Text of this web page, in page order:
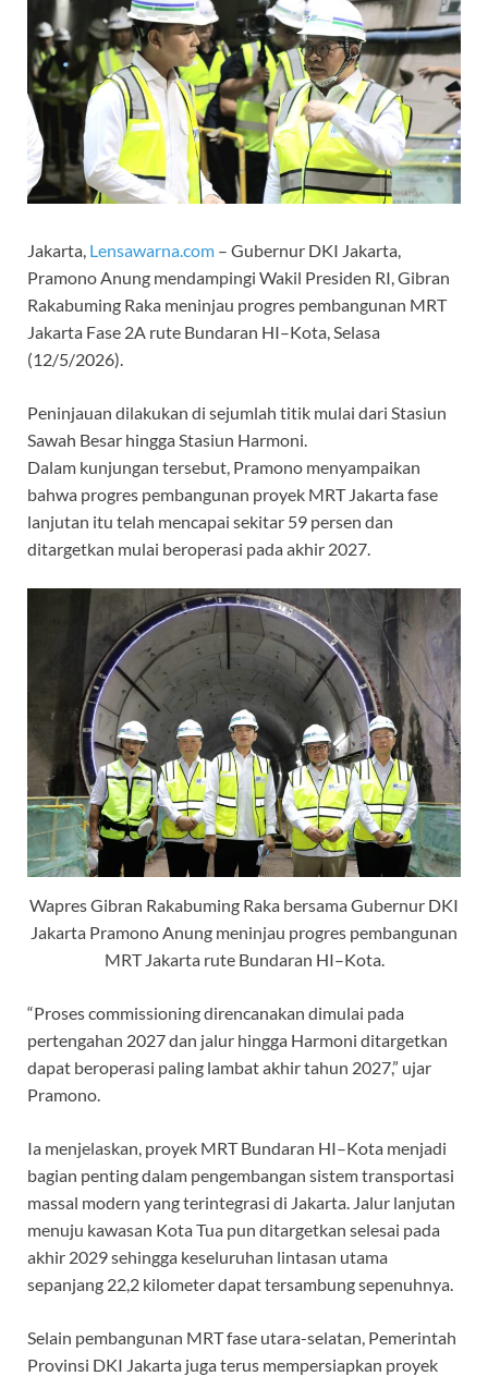
Jakarta, Lensawarna.com – Gubernur DKI Jakarta,
Pramono Anung mendampingi Wakil Presiden RI, Gibran
Rakabuming Raka meninjau progres pembangunan MRT
Jakarta Fase 2A rute Bundaran HI–Kota, Selasa
(12/5/2026).
Peninjauan dilakukan di sejumlah titik mulai dari Stasiun
Sawah Besar hingga Stasiun Harmoni.
Dalam kunjungan tersebut, Pramono menyampaikan
bahwa progres pembangunan proyek MRT Jakarta fase
lanjutan itu telah mencapai sekitar 59 persen dan
ditargetkan mulai beroperasi pada akhir 2027.
Wapres Gibran Rakabuming Raka bersama Gubernur DKI
Jakarta Pramono Anung meninjau progres pembangunan
MRT Jakarta rute Bundaran HI–Kota.
“Proses commissioning direncanakan dimulai pada
pertengahan 2027 dan jalur hingga Harmoni ditargetkan
dapat beroperasi paling lambat akhir tahun 2027,” ujar
Pramono.
Ia menjelaskan, proyek MRT Bundaran HI–Kota menjadi
bagian penting dalam pengembangan sistem transportasi
massal modern yang terintegrasi di Jakarta. Jalur lanjutan
menuju kawasan Kota Tua pun ditargetkan selesai pada
akhir 2029 sehingga keseluruhan lintasan utama
sepanjang 22,2 kilometer dapat tersambung sepenuhnya.
Selain pembangunan MRT fase utara-selatan, Pemerintah
Provinsi DKI Jakarta juga terus mempersiapkan proyek